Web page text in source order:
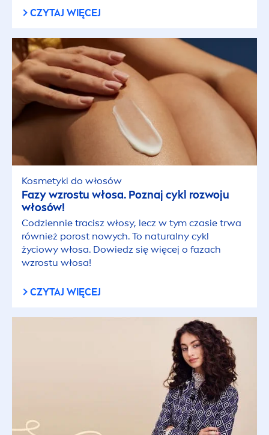
CZYTAJ WIĘCEJ
Kosmetyki do włosów
Fazy wzrostu włosa. Poznaj cykl rozwoju
włosów!
Codziennie tracisz włosy, lecz w tym czasie trwa
również porost nowych. To naturalny cykl
życiowy włosa. Dowiedz się więcej o fazach
wzrostu włosa!
CZYTAJ WIĘCEJ